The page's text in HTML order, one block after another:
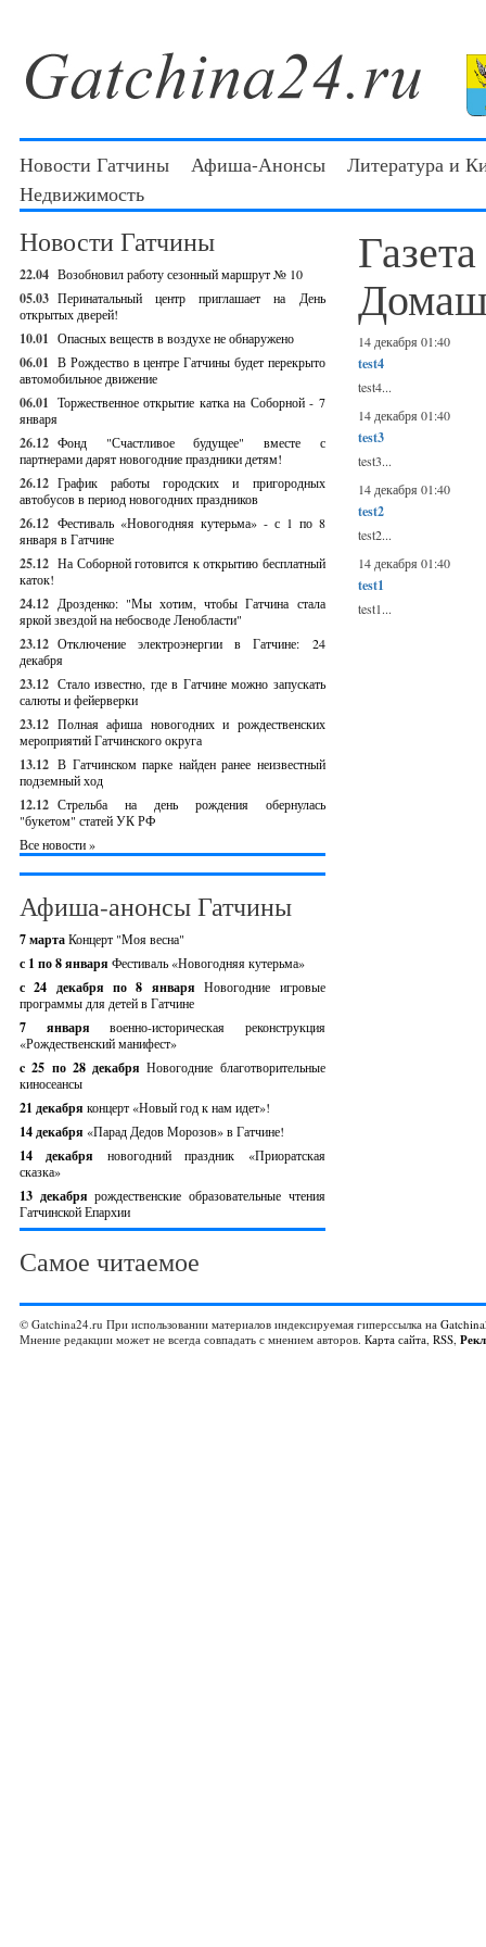
Новости Гатчины Афиша-Анонсы
Литература и
Недвижимость
Новости Гатчины
22.04 Возобновил работу сезонный маршрут № 10
05.03 Перинатальный центр приглашает на День
открытых дверей!
10.01 Опасных веществ в воздухе не обнаружено
06.01 В Рождество в центре Гатчины будет перекрыто
автомобильное движение
06.01 Торжественное открытие катка на Соборной - 7
января
26.12 Фонд "Счастливое будущее" вместе с
партнерами дарят новогодние праздники детям!
26.12 График работы городских и пригородных
автобусов в период новогодних праздников
26.12 Фестиваль «Новогодняя кутерьма» - с 1 по 8
января в Гатчине
25.12 На Соборной готовится к открытию бесплатный
каток!
24.12 Дрозденко: "Мы хотим, чтобы Гатчина стала
яркой звездой на небосводе Ленобласти"
23.12 Отключение электроэнергии в Гатчине: 24
декабря
23.12 Стало известно, где в Гатчине можно запускать
салюты и фейерверки
23.12 Полная афиша новогодних и рождественских
мероприятий Гатчинского округа
13.12 В Гатчинском парке найден ранее неизвестный
подземный ход
12.12 Стрельба на день рождения обернулась
"букетом" статей УК РФ
Все новости »
Афиша-анонсы Гатчины
7 мартаКонцерт "Моя весна"
с 1 по 8 января Фестиваль «Новогодняя кутерьма»
с 24 декабря по 8 январяНовогодние игровые
программы для детей в Гатчине
7 январявоенно-историческая реконструкция
«Рождественский манифест»
c 25 по 28 декабряНовогодние благотворительные
киносеансы
21 декабря концерт «Новый год к нам идет»!
14 декабря «Парад Дедов Морозов» в Гатчине!
14 декабря новогодний праздник «Приоратская
сказка»
13 декабрярождественские образовательные чтения
Гатчинской Епархии
Самое читаемое
14 декабря 01:40
test4
test4...
14 декабря 01:40
test3
test3...
14 декабря 01:40
test2
test2...
14 декабря 01:40
test1
test1...
© Gatchina24.ru При использовании материалов индексируемая гиперссылка на
Мнение редакции может не всегда совпадать с мнением авторов. Карта сайта, RSS,